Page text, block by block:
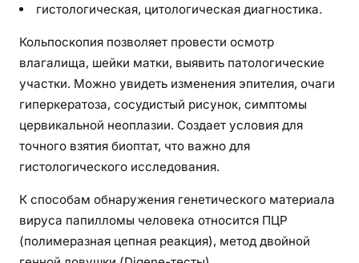
гистологическая, цитологическая диагностика.
Кольпоскопия позволяет провести осмотр
влагалища, шейки матки, выявить патологические
участки. Можно увидеть изменения эпителия, очаги
гиперкератоза, сосудистый рисунок, симптомы
цервикальной неоплазии. Создает условия для
точного взятия биоптат, что важно для
гистологического исследования.
К способам обнаружения генетического материала
вируса папилломы человека относится ПЦР
(полимеразная цепная реакция), метод двойной